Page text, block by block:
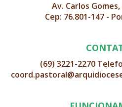
Av. Carlos
Cep: 76.801-147 -
(69) 3221-2270